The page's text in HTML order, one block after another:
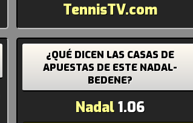
TennisTV.com
¿QUÉ DICEN LAS CASAS DE
APUESTAS DE ESTE NADAL-
BEDENE?
Nadal1.06